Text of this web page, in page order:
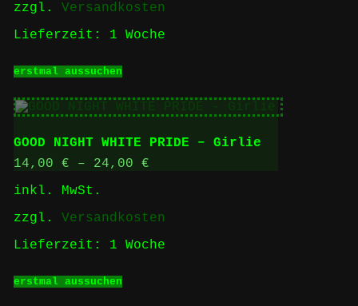
werden
zzgl. Versandkosten
Lieferzeit: 1 Woche
erstmal aussuchenProdukt
mehrere
Varianten
Die
Optionen
Produktseite
werden
GOOD NIGHT WHITE PRIDE – Girlie
14,00 € – 24,00 €
inkl. MwSt.
zzgl. Versandkosten
Lieferzeit: 1 Woche
erstmal aussuchenProdukt